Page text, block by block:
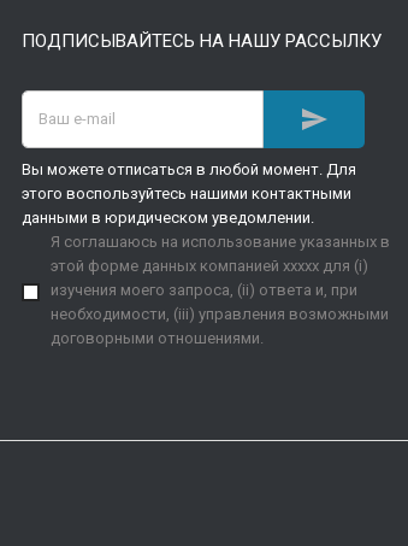
ПОДПИСЫВАЙТЕСЬ НА НАШУ РАССЫЛКУ

Вы можете отписаться в любой момент. Для
этого воспользуйтесь нашими контактными
данными в юридическом уведомлении.
Я соглашаюсь на использование указанных в
этой форме данных компанией xxxxx для (i)
изучения моего запроса, (ii) ответа и, при
необходимости, (iii) управления возможными
договорными отношениями.